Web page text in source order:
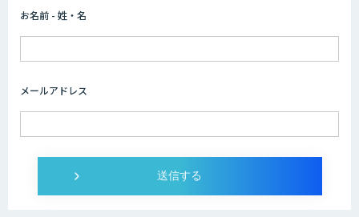
画像解析・デジタルツイン領域のAI開発
AI開発・伴走支援・内製化支援
お名前 - 姓・名
メールアドレス